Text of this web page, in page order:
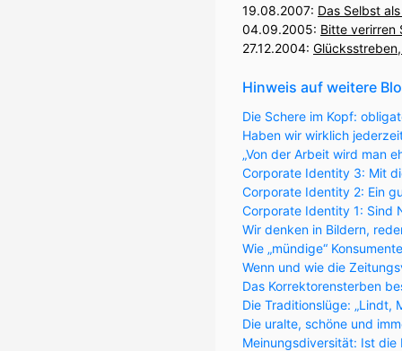
19.08.2007: Das Selbst
04.09.2005: Bitte verirren
27.12.2004:
Hinweis auf weitere
Die Schere im Kopf:
Haben wir wirklich
„Von der Arbeit wird man
Corporate Identity 3: Mit
Corporate Identity 2: Ein
Corporate Identity 1: Sind
Wir denken in Bildern,
Wie „mündige“
Wenn und wie die
Das Korrektorensterben
Die Traditionslüge: „Lindt,
Die uralte, schöne und
Meinungsdiversität: Ist die